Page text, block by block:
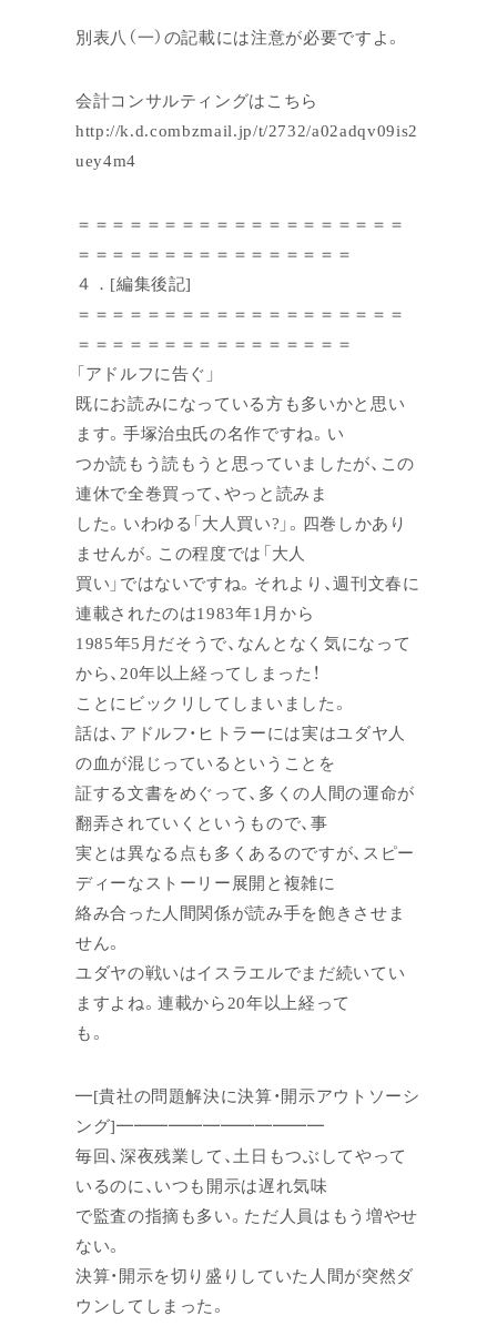
別表八（一）の記載には注意が必要ですよ。
会計コンサルティングはこちら
http://k.d.combzmail.jp/t/2732/a02adqv09is2
uey4m4
＝＝＝＝＝＝＝＝＝＝＝＝＝＝＝＝＝＝＝
＝＝＝＝＝＝＝＝＝＝＝＝＝＝＝＝
４．[編集後記]
＝＝＝＝＝＝＝＝＝＝＝＝＝＝＝＝＝＝＝
＝＝＝＝＝＝＝＝＝＝＝＝＝＝＝＝
「アドルフに告ぐ」
既にお読みになっている方も多いかと思い
ます。手塚治虫氏の名作ですね。い
つか読もう読もうと思っていましたが、この
連休で全巻買って、やっと読みま
した。いわゆる「大人買い?」。四巻しかあり
ませんが。この程度では「大人
買い」ではないですね。それより、週刊文春に
連載されたのは1983年1月から
1985年5月だそうで、なんとなく気になって
から、20年以上経ってしまった！
ことにビックリしてしまいました。
話は、アドルフ・ヒトラーには実はユダヤ人
の血が混じっているということを
証する文書をめぐって、多くの人間の運命が
翻弄されていくというもので、事
実とは異なる点も多くあるのですが、スピー
ディーなストーリー展開と複雑に
絡み合った人間関係が読み手を飽きさせま
せん。
ユダヤの戦いはイスラエルでまだ続いてい
ますよね。連載から20年以上経って
も。
━[貴社の問題解決に決算・開示アウトソーシ
ング]━━━━━━━━━━━━
毎回、深夜残業して、土日もつぶしてやって
いるのに、いつも開示は遅れ気味
で監査の指摘も多い。ただ人員はもう増やせ
ない。
決算・開示を切り盛りしていた人間が突然ダ
ウンしてしまった。